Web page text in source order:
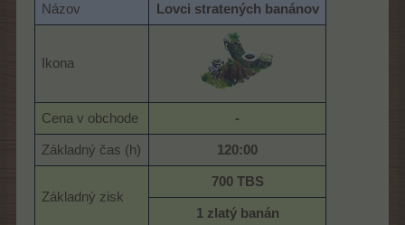
Názov Lovci stratených banánov
Ikona
Cena v obchode -
Základný čas (h) 120:00
Základný zisk
700 TBS
1 zlatý banán